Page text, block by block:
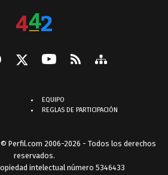
EQUIPO
REGLAS DE PARTICIPACIÓN
© Perfil.com 2006-2026 - Todos los derechos
reservados.
intelectual número 5346433